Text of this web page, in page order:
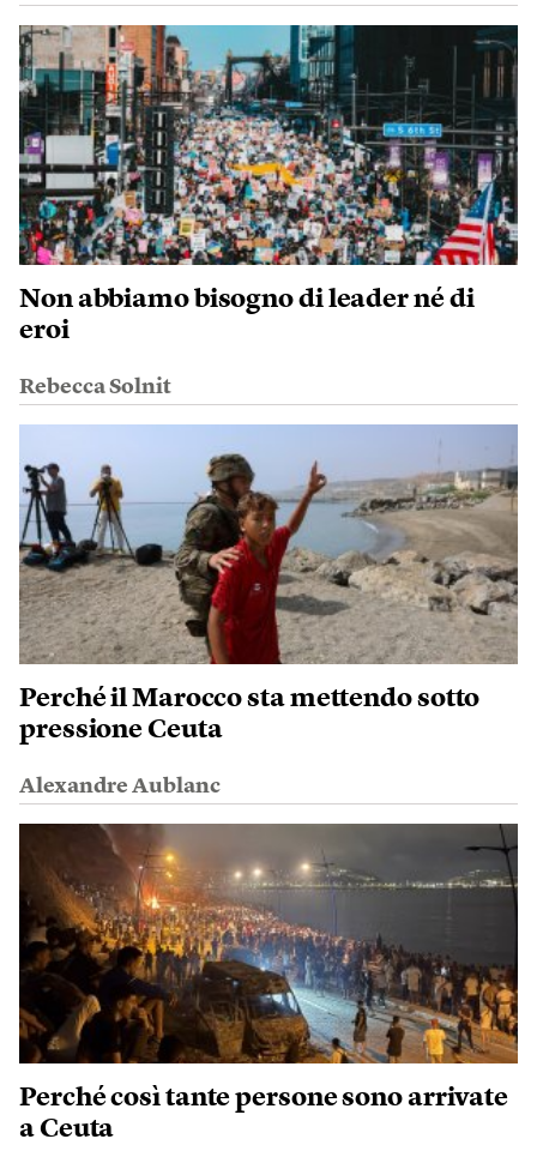
Non abbiamo bisogno di leader né di
eroi
Rebecca Solnit
Perché il Marocco sta mettendo sotto
pressione Ceuta
Alexandre Aublanc
Perché così tante persone sono arrivate
a Ceuta